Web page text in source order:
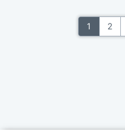
1 2